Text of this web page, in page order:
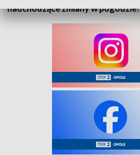
nadchodzące zmiany w pogodzie!